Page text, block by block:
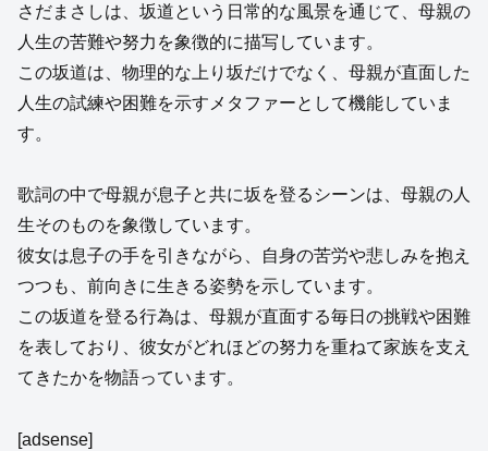
さだまさしは、坂道という日常的な風景を通じて、母親の
人生の苦難や努力を象徴的に描写しています。
この坂道は、物理的な上り坂だけでなく、母親が直面した
人生の試練や困難を示すメタファーとして機能していま
す。
歌詞の中で母親が息子と共に坂を登るシーンは、母親の人
生そのものを象徴しています。
彼女は息子の手を引きながら、自身の苦労や悲しみを抱え
つつも、前向きに生きる姿勢を示しています。
この坂道を登る行為は、母親が直面する毎日の挑戦や困難
を表しており、彼女がどれほどの努力を重ねて家族を支え
てきたかを物語っています。
[adsense]